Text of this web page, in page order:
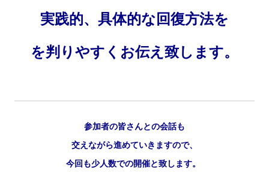
実践的、具体的な回復方法を
を判りやすくお伝え致します。
参加者の皆さんとの会話も
交えながら進めていきますので、
今回も少人数での開催と致します。